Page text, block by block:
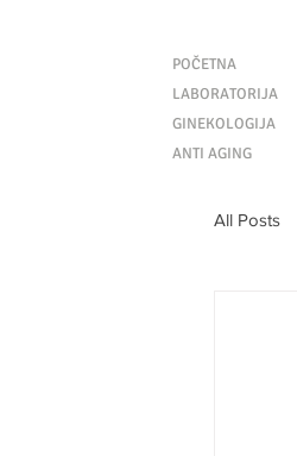
POČETNA
LABORATORIJA
GINEKOLOGIJA
ANTI AGING
All Posts